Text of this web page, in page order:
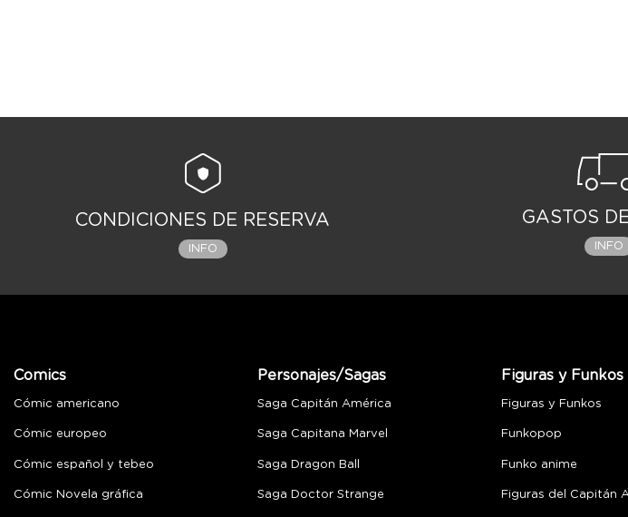
CONDICIONES DE RESERVA
INFO
GASTOS
INFO
Comics
Cómic americano
Cómic europeo
Cómic español y tebeo
Cómic Novela gráfica
Personajes/Sagas
Saga Capitán América
Saga Capitana Marvel
Saga Dragon Ball
Saga Doctor Strange
Figuras y Funkos
Figuras y Funkos
Funkopop
Funko anime
Figuras del Capitán